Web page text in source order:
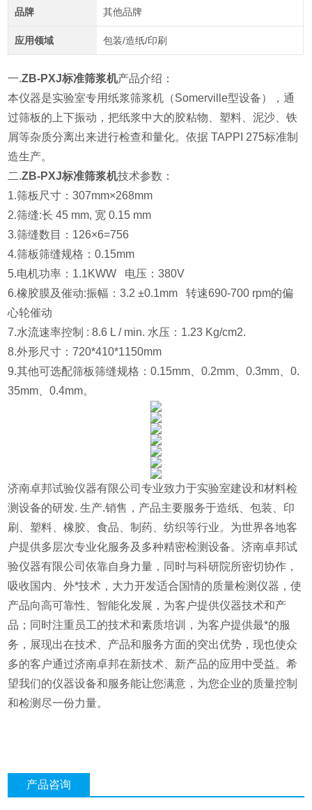
品牌 其他品牌
应用领域 包装/造纸/印刷
一.ZB-PXJ标准筛浆机产品介绍：
本仪器是实验室专用纸浆筛浆机（Somerville型设备），通
过筛板的上下振动，把纸浆中大的胶粘物、塑料、泥沙、铁
屑等杂质分离出来进行检查和量化。依据 TAPPI 275标准制
造生产。
二.ZB-PXJ标准筛浆机技术参数：
1.筛板尺寸：307mm×268mm
2.筛缝:长 45 mm, 宽 0.15 mm
3.筛缝数目：126×6=756
4.筛板筛缝规格：0.15mm
5.电机功率：1.1KWW 电压：380V
6.橡胶膜及催动:振幅：3.2 ±0.1mm 转速690-700 rpm的偏
心轮催动
7.水流速率控制 : 8.6 L / min. 水压：1.23 Kg/cm2.
8.外形尺寸：720*410*1150mm
9.其他可选配筛板筛缝规格：0.15mm、0.2mm、0.3mm、0.
35mm、0.4mm。
济南卓邦试验仪器有限公司专业致力于实验室建设和材料检
测设备的研发. 生产.销售，产品主要服务于造纸、包装、印
刷、塑料、橡胶、食品、制药、纺织等行业。为世界各地客
户提供多层次专业化服务及多种精密检测设备。济南卓邦试
验仪器有限公司依靠自身力量，同时与科研院所密切协作，
吸收国内、外*技术，大力开发适合国情的质量检测仪器，使
产品向高可靠性、智能化发展，为客户提供仪器技术和产
品；同时注重员工的技术和素质培训，为客户提供最*的服
务，展现出在技术、产品和服务方面的突出优势，现也使众
多的客户通过济南卓邦在新技术、新产品的应用中受益。希
望我们的仪器设备和服务能让您满意，为您企业的质量控制
和检测尽一份力量。
产品咨询